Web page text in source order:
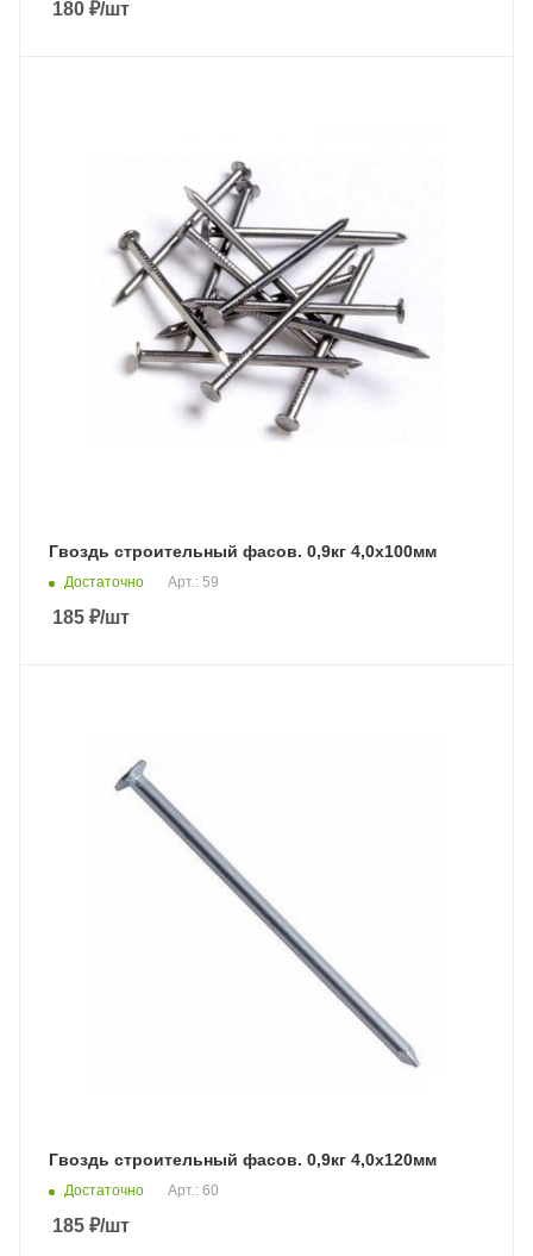
180 ₽/шт
Гвоздь строительный фасов. 0,9кг 4,0х100мм
Достаточно Арт.: 59
185 ₽/шт
Гвоздь строительный фасов. 0,9кг 4,0х120мм
Достаточно Арт.: 60
185 ₽/шт